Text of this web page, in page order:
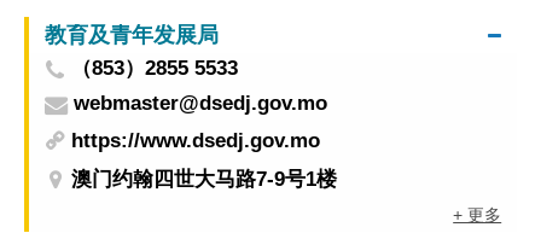
教育及青年发展局
（853）2855 5533
webmaster@dsedj.gov.mo
https://www.dsedj.gov.mo
澳门约翰四世大马路7-9号1楼
+ 更多